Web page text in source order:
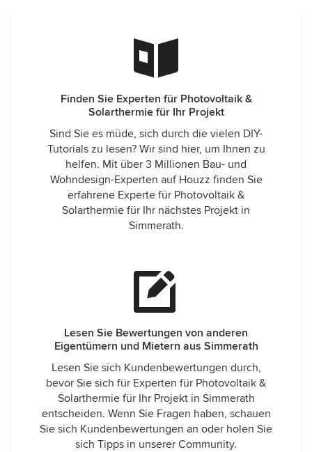
Leasing, wir bieten maßgeschneiderte Lösungen für Ihr
Projekt. Lassen Sie uns gemeinsam Ihre Außenbereiche
smarter und nachhaltiger gestalten.
Finden Sie Experten für Photovoltaik &
Solarthermie für Ihr Projekt
Sind Sie es müde, sich durch die vielen DIY-
Tutorials zu lesen? Wir sind hier, um Ihnen zu
helfen. Mit über 3 Millionen Bau- und
Wohndesign-Experten auf Houzz finden Sie
erfahrene Experte für Photovoltaik &
Solarthermie für Ihr nächstes Projekt in
Simmerath.
Lesen Sie Bewertungen von anderen
Eigentümern und Mietern aus Simmerath
Lesen Sie sich Kundenbewertungen durch,
bevor Sie sich für Experten für Photovoltaik &
Solarthermie für Ihr Projekt in Simmerath
entscheiden. Wenn Sie Fragen haben, schauen
Sie sich Kundenbewertungen an oder holen Sie
sich Tipps in unserer Community.